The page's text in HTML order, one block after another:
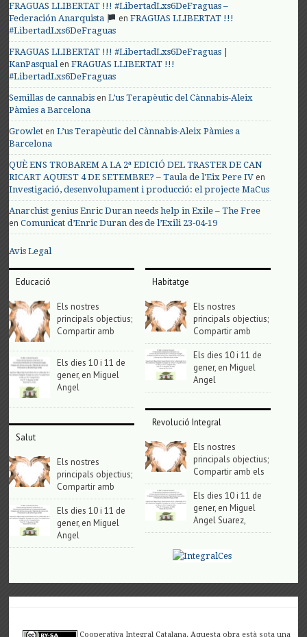
FRAGUAS LLIBERTAT !!! #LibertadLxs6DeFraguas –
Federación Anarquista
enFRAGUAS LLIBERTAT !!!
#LibertadLxs6DeFraguas
FRAGUAS LLIBERTAT !!! #LibertadLxs6DeFraguas |
KanPasqualenFRAGUAS LLIBERTAT !!!
#LibertadLxs6DeFraguas
Semillas de cannabis enL’us Terapèutic del Cànnabis-Aleix
Pàmies a Barcelona
Growlet enL’us Terapèutic del Cànnabis-Aleix Pàmies a
Barcelona
QUÈ ENS TROBAREM A LA 2ª EDICIÓ DEL TRASTER DE CAN
RICART AQUEST 4 DE SETEMBRE? – Taula de l'Eix Pere IV en
Investigació, desenvolupament i producció: el projecte MaCus
Anarchist genius Enric Duran needs help in Exile – The Free
enComunicat d’Enric Duran des de l’Exili 23-04-19
Avis Legal
Educació
Els nostres
principals objectius;
Compartir amb
Els dies 10 i 11 de
gener, en Miguel
Angel
Salut
Els nostres
principals objectius;
Compartir amb
Els dies 10 i 11 de
gener, en Miguel
Angel
Habitatge
Els nostres
principals objectius;
Compartir amb
Els dies 10 i 11 de
gener, en Miguel
Angel
Revolució Integral
Els nostres
principals objectius;
Compartir amb els
Els dies 10 i 11 de
gener, en Miguel
Angel Suarez,
Cooperativa Integral Catalana. Aquesta obra està sota una